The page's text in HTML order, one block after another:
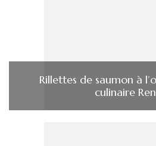
Rillettes de saumon à
culinaire